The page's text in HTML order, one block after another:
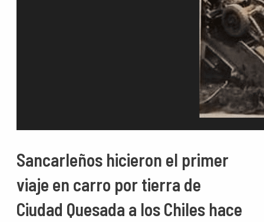
Sancarleños hicieron el primer
viaje en carro por tierra de
Ciudad Quesada a los Chiles hace